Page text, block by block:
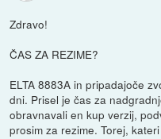
Zdravo!
ČAS ZA REZIME?
ELTA 8883A in pripadajoče
dni. Prisel je čas za
obravnavali en kup verzij,
prosim za rezime. Torej,